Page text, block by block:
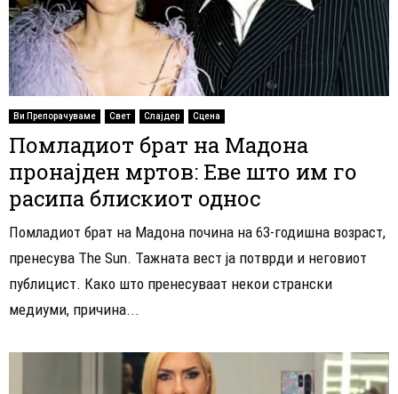
Ви Препорачуваме Свет Слајдер Сцена
Помладиот брат на Мадона
пронајден мртов: Еве што им го
расипа блискиот однос
Помладиот брат на Мадона почина на 63-годишна возраст,
пренесува The Sun. Тажната вест ја потврди и неговиот
публицист. Како што пренесуваат некои странски
медиуми, причина...